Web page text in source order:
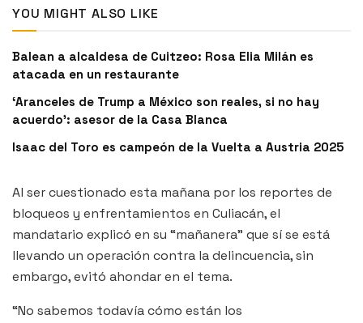
YOU MIGHT ALSO LIKE
Balean a alcaldesa de Cuitzeo: Rosa Elia Milán es
atacada en un restaurante
‘Aranceles de Trump a México son reales, si no hay
acuerdo’: asesor de la Casa Blanca
Isaac del Toro es campeón de la Vuelta a Austria 2025
Al ser cuestionado esta mañana por los reportes de
bloqueos y enfrentamientos en Culiacán, el
mandatario explicó en su “mañanera” que sí se está
llevando un operación contra la delincuencia, sin
embargo, evitó ahondar en el tema.
“No sabemos todavía cómo están los